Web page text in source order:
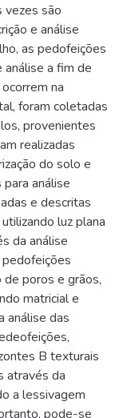
vezes são
e análise
as pedofeições
a fim de
na
foram coletadas
provenientes
realizadas
do solo e
análise
e descritas
luz plana
da análise
poros e grãos,
matricial e
análise das
B texturais
através da
a lessivagem
pode-se